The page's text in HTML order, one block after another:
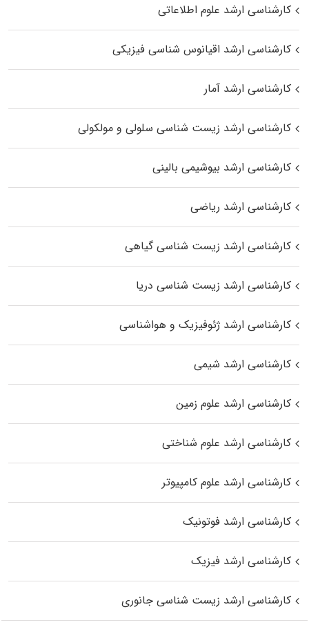
کارشناسی ارشد علوم اطلاعاتی
کارشناسی ارشد اقیانوس‌ شناسی فیزیکی
کارشناسی ارشد آمار
کارشناسی ارشد زیست شناسی سلولی و مولکولی
کارشناسی ارشد بیوشیمی بالینی
کارشناسی ارشد ریاضی
کارشناسی ارشد زیست‌ شناسی گیاهی
کارشناسی ارشد زیست‌ شناسی دریا
کارشناسی ارشد ژئوفیزیک و هواشناسی
کارشناسی ارشد شیمی
کارشناسی ارشد علوم زمین
کارشناسی ارشد علوم شناختی
کارشناسی ارشد علوم کامپیوتر
کارشناسی ارشد فوتونیک
کارشناسی ارشد فیزیک
کارشناسی ارشد زیست‌ شناسی جانوری